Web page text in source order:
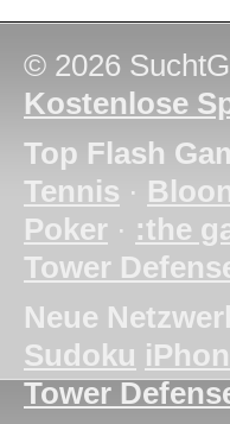
© 2026
Kostenlose
Top Flash
Tennis ·
Poker · :the
Tower
Neue
Sudoku
Tower